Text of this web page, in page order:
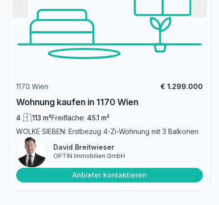
1170 Wien € 1.299.000
Wohnung kaufen in 1170 Wien
4 113 m²Freifläche: 45.1 m²
WOLKE SIEBEN: Erstbezug 4-Zi-Wohnung mit 3 Balkonen
David Breitwieser
OPTIN Immobilien GmbH
Anbieter kontaktieren